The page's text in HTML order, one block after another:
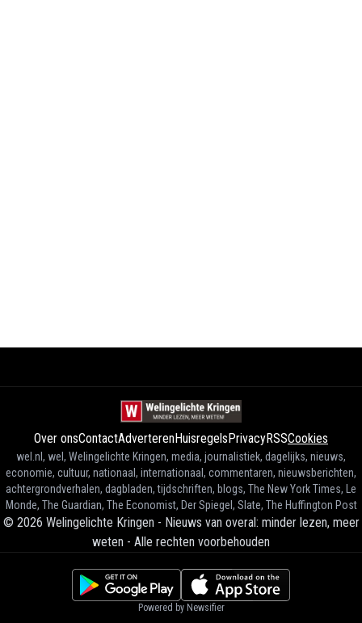
Over onsContactAdverterenHuisregelsPrivacyRSSCookies
wel.nl, wel, Welingelichte Kringen, media, journalistiek, dagelijks, nieuws,
economie, cultuur, nationaal, internationaal, commentaren, nieuwsberichten,
achtergrondverhalen, dagbladen, tijdschriften, blogs, The New York Times, Le
Monde, The Guardian, The Economist, Der Spiegel, Slate, The Huffington Post
© 2026 Welingelichte Kringen - Nieuws van overal: minder lezen, meer
weten - Alle rechten voorbehouden
Powered by Newsifier